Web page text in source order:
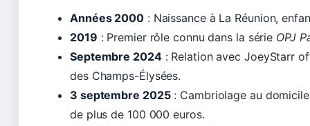
Années 2000: Naissance à La Réunion,
2019 : Premier rôle connu dans la série OPJ
Septembre 2024: Relation avec JoeyStarr
des Champs-Élysées.
3 septembre 2025: Cambriolage au
de plus de 100 000 euros.